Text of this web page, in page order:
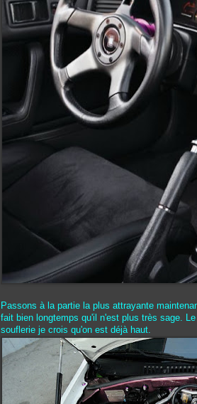
Passons à la partie la plus attrayante
fait bien longtemps qu'il n'est plus très sage.
souflerie je crois qu'on est déjà haut.